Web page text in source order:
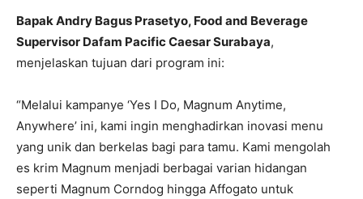
Bapak Andry Bagus Prasetyo, Food and Beverage
Supervisor Dafam Pacific Caesar Surabaya,
menjelaskan tujuan dari program ini:
“Melalui kampanye ‘Yes I Do, Magnum Anytime,
Anywhere’ ini, kami ingin menghadirkan inovasi menu
yang unik dan berkelas bagi para tamu. Kami mengolah
es krim Magnum menjadi berbagai varian hidangan
seperti Magnum Corndog hingga Affogato untuk